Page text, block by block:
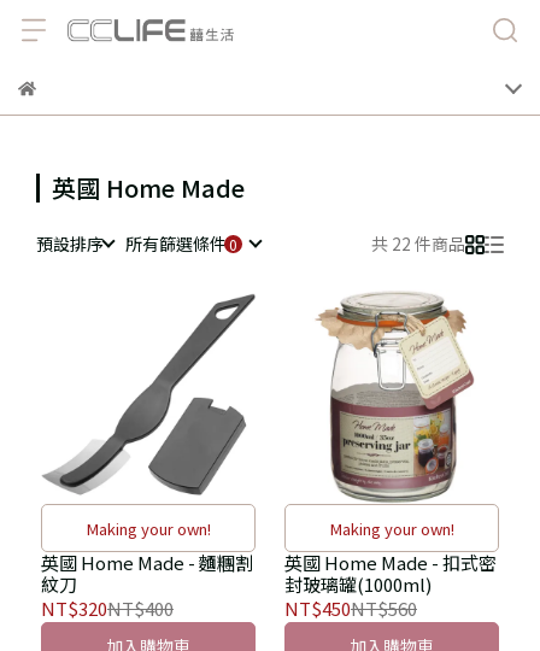
英國 Home Made
預設排序 所有篩選條件 共 22 件商品
Making your own!
英國 Home Made - 麵糰割
紋刀
NT$320NT$400
加入購物車
Making your own!
英國 Home Made - 扣式密
封玻璃罐(1000ml)
NT$450NT$560
加入購物車